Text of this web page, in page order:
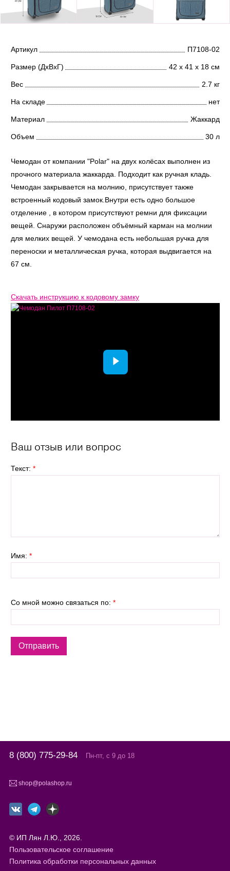
Артикул П7108-02
Размер (ДхВхГ) 42 х 41 х 18 см
Вес 2.7 кг
На складе нет
Материал Жаккард
Объем 30 л
Чемодан от компании "Polar" на двух колёсах выполнен из
прочного материала жаккарда. Подходит как ручная кладь.
Чемодан закрывается на молнию, присутствует также
встроенный кодовый замок.Внутри есть одно большое
отделение , в котором присутствуют ремни для фиксации
вещей. Снаружи расположен объёмный карман на молнии
для мелких вещей. У чемодана есть небольшая ручка для
переноски и металлическая ручка, которая выдвигается на
67 см.
Скачать инструкцию к кодовому замку
Ваш отзыв или вопрос
Текст: *
Имя: *
Со мной можно связаться по: *
8 (800) 775-29-84 Пн-пт, с 9 до 18
shop@polashop.ru
© ИП Лян Л.Ю., 2026.
Пользовательское соглашение
Политика обработки персональных данных